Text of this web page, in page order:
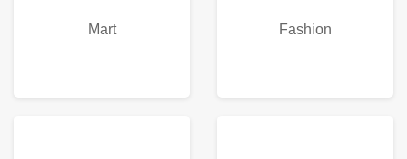
Mart Fashion